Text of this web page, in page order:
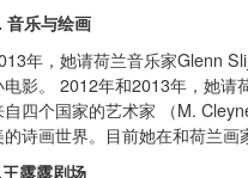
音乐与绘画
年，她请荷兰音乐家Glenn
电影。 2012年和2013年，她请
自四个国家的艺术家 （M.
诗画世界。目前她在和荷兰画
露露剧场